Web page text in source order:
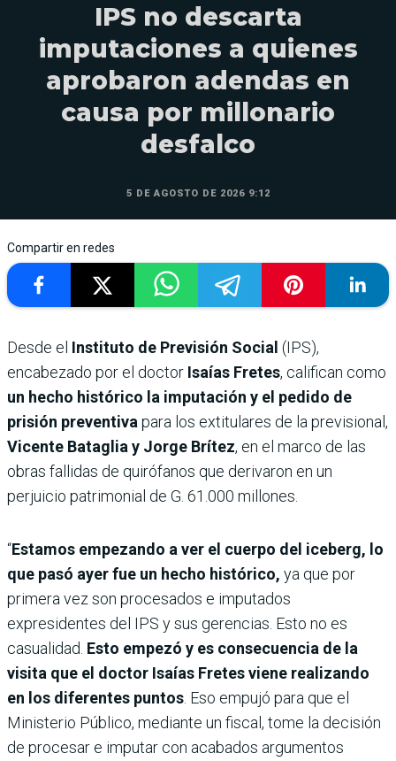
IPS no descarta
imputaciones a quienes
aprobaron adendas en
causa por millonario
desfalco
5 DE AGOSTO DE 2026 9:12
Compartir en redes
Desde el Instituto de Previsión Social (IPS),
encabezado por el doctor Isaías Fretes, califican como
un hecho histórico la imputación y el pedido de
prisión preventiva para los extitulares de la previsional,
Vicente Bataglia y Jorge Brítez, en el marco de las
obras fallidas de quirófanos que derivaron en un
perjuicio patrimonial de G. 61.000 millones.
“Estamos empezando a ver el cuerpo del iceberg, lo
que pasó ayer fue un hecho histórico, ya que por
primera vez son procesados e imputados
expresidentes del IPS y sus gerencias. Esto no es
casualidad. Esto empezó y es consecuencia de la
visita que el doctor Isaías Fretes viene realizando
en los diferentes puntos . Eso empujó para que el
Ministerio Público, mediante un fiscal, tome la decisión
de procesar e imputar con acabados argumentos